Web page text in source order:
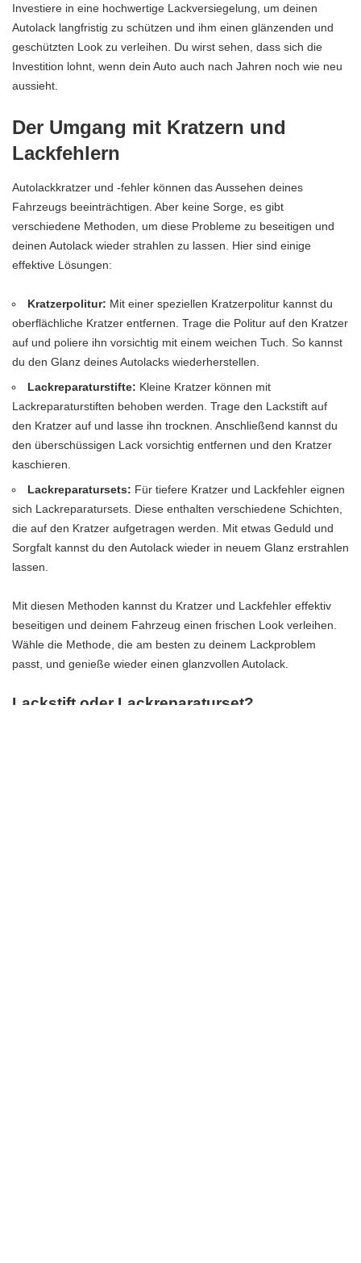
Investiere in eine hochwertige Lackversiegelung, um deinen
Autolack langfristig zu schützen und ihm einen glänzenden und
geschützten Look zu verleihen. Du wirst sehen, dass sich die
Investition lohnt, wenn dein Auto auch nach Jahren noch wie neu
aussieht.
Der Umgang mit Kratzern und
Lackfehlern
Autolackkratzer und -fehler können das Aussehen deines
Fahrzeugs beeinträchtigen. Aber keine Sorge, es gibt
verschiedene Methoden, um diese Probleme zu beseitigen und
deinen Autolack wieder strahlen zu lassen. Hier sind einige
effektive Lösungen:
Kratzerpolitur: Mit einer speziellen Kratzerpolitur kannst du
oberflächliche Kratzer entfernen. Trage die Politur auf den Kratzer
auf und poliere ihn vorsichtig mit einem weichen Tuch. So kannst
du den Glanz deines Autolacks wiederherstellen.
Lackreparaturstifte: Kleine Kratzer können mit
Lackreparaturstiften behoben werden. Trage den Lackstift auf
den Kratzer auf und lasse ihn trocknen. Anschließend kannst du
den überschüssigen Lack vorsichtig entfernen und den Kratzer
kaschieren.
Lackreparatursets: Für tiefere Kratzer und Lackfehler eignen
sich Lackreparatursets. Diese enthalten verschiedene Schichten,
die auf den Kratzer aufgetragen werden. Mit etwas Geduld und
Sorgfalt kannst du den Autolack wieder in neuem Glanz erstrahlen
lassen.
Mit diesen Methoden kannst du Kratzer und Lackfehler effektiv
beseitigen und deinem Fahrzeug einen frischen Look verleihen.
Wähle die Methode, die am besten zu deinem Lackproblem
passt, und genieße wieder einen glanzvollen Autolack.
Lackstift oder Lackreparaturset?